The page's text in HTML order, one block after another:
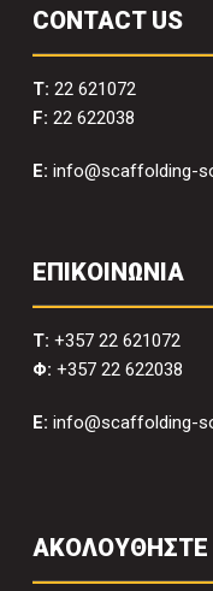
CONTACT US
T: 22 621072
F: 22 622038
E: info@scaffolding-
ΕΠΙΚΟΙΝΩΝΙΑ
T: +357 22 621072
Φ: +357 22 622038
E: info@scaffolding-